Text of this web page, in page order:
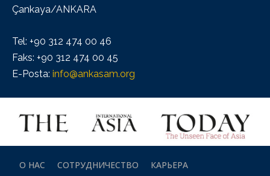
Çankaya/ANKARA
Tel: +90 312 474 00 46
Faks: +90 312 474 00 45
E-Posta: info@ankasam.org
О НАС СОТРУДНИЧЕСТВО
КАРЬЕРА